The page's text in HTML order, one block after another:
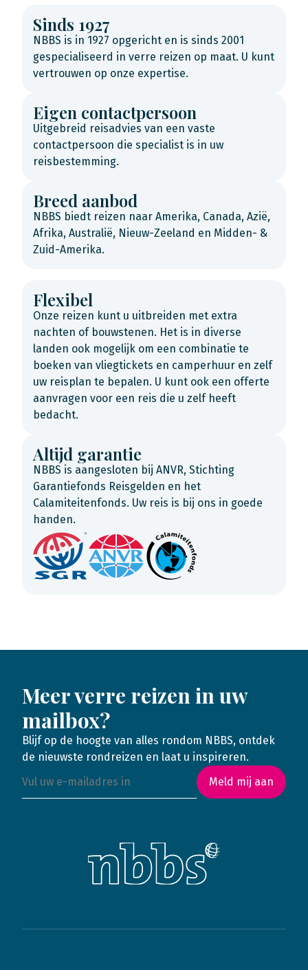
Sinds 1927
NBBS is in 1927 opgericht en is sinds 2001
gespecialiseerd in verre reizen op maat. U kunt
vertrouwen op onze expertise.
Eigen contactpersoon
Uitgebreid reisadvies van een vaste
contactpersoon die specialist is in uw
reisbestemming.
Breed aanbod
NBBS biedt reizen naar Amerika, Canada, Azië,
Afrika, Australië, Nieuw-Zeeland en Midden- &
Zuid-Amerika.
Flexibel
Onze reizen kunt u uitbreiden met extra
nachten of bouwstenen. Het is in diverse
landen ook mogelijk om een combinatie te
boeken van vliegtickets en camperhuur en zelf
uw reisplan te bepalen. U kunt ook een offerte
aanvragen voor een reis die u zelf heeft
bedacht.
Altijd garantie
NBBS is aangesloten bij ANVR, Stichting
Garantiefonds Reisgelden en het
Calamiteitenfonds. Uw reis is bij ons in goede
handen.
Meer verre reizen in uw
mailbox?
Blijf op de hoogte van alles rondom NBBS, ontdek
de nieuwste rondreizen en laat u inspireren.
Meld mij aan